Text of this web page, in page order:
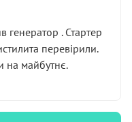
генератор . Стартер
перевірили.
на майбутнє.